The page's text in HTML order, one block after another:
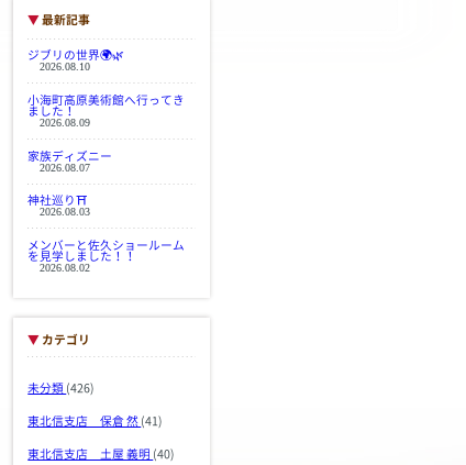
▼最新記事
ジブリの世界🌍🌿
2026.08.10
小海町高原美術館へ行ってき
ました！
2026.08.09
家族ディズニー
2026.08.07
神社巡り⛩
2026.08.03
メンバーと佐久ショールーム
を見学しました！！
2026.08.02
▼ カテゴリ
未分類 (426)
東北信支店 保倉 然 (41)
東北信支店 土屋 義明 (40)